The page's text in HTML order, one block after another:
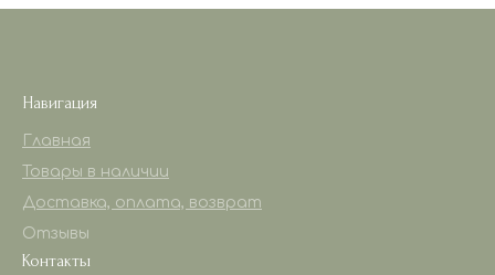
Навигация
Главная
Товары в наличии
Доставка, оплата, возврат
Отзывы
Контакты